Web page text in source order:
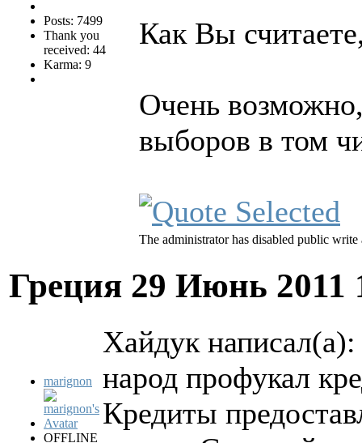
Posts: 7499
Thank you
received: 44
Karma: 9
Как Вы
Очень
выборов в том
The administrator has disabled public write
Греция 29 Июнь 2011
marignon
OFFLINE
Хайдук написал(а):
народ профукал
Кредиты